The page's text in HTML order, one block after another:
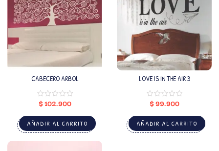
CABECERO ARBOL
$102.900
AÑADIR AL CARRITO
LOVE IS IN THE AIR 3
$99.900
AÑADIR AL CARRITO